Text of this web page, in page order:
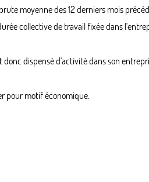
moyenne des 12 derniers mois
collective de travail fixée dans
dispensé d'activité dans son
pour motif économique.